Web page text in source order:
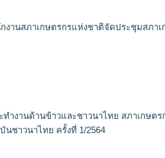
งานสภาเกษตรกรแห่งชาติจัดประชุมสภา
ำงานด้านข้าวและชาวนาไทย สภาเกษต
นชาวนาไทย ครั้งที่ 1/2564